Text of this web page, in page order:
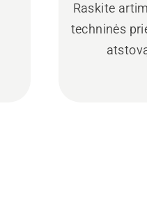
Raskite
techninės